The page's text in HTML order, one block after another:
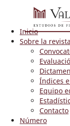
Inicio
Sobre la revista
Índices
Equipo
Contacto
Número